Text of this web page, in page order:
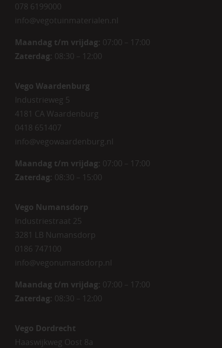
078 6199000
info@vegotuinmaterialen.nl
Maandag t/m vrijdag: 07:00 – 17:00
Zaterdag: 08:30 – 12:00
Vego Waardenburg
Industrieweg 5
4181 CA Waardenburg
0418 651407
info@vegowaardenburg.nl
Maandag t/m vrijdag: 07:00 – 17:00
Zaterdag: 08:30 – 15:00
Vego Numansdorp
Industriestraat 25
3281 LB Numansdorp
0186 747100
info@vegonumansdorp.nl
Maandag t/m vrijdag: 07:00 – 17:00
Zaterdag: 08:30 – 12:00
Vego Dordrecht
Haaswijkweg Oost 8a